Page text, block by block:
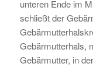
unteren Ende im
schließt der
Gebärmutterhals,
Gebärmutter, in